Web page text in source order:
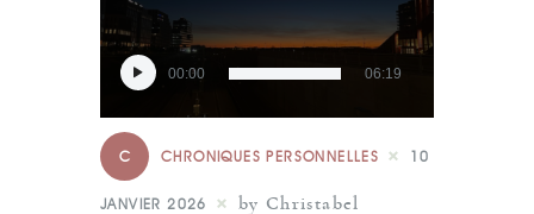
Lecteur
audio
00:00 06:19
C CHRONIQUES PERSONNELLES 10
JANVIER 2026 by Christabel